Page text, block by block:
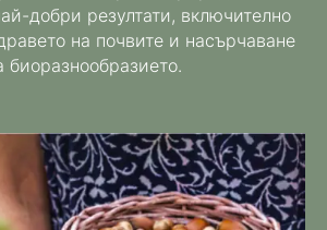
добри резултати, включително
на почвите и насърчаване
биоразнообразието.